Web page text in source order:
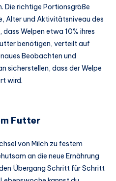
Die richtige Portionsgröße
Alter und Aktivitätsniveau des
Welpen etwa 10% ihres
benötigen, verteilt auf
Beobachten und
sicherstellen, dass der Welpe
wird.
Futter
von Milch zu festem
an die neue Ernährung
Übergang Schritt für Schritt